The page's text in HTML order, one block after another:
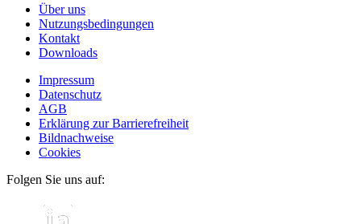
Über uns
Nutzungsbedingungen
Kontakt
Downloads
Impressum
Datenschutz
AGB
Erklärung zur Barrierefreiheit
Bildnachweise
Cookies
Folgen Sie uns auf: